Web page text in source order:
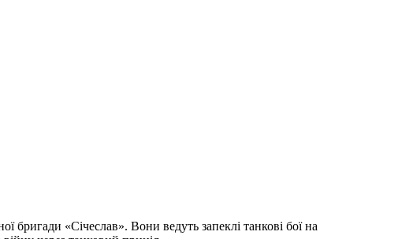
бригади «Січеслав». Вони ведуть запеклі танкові бої на